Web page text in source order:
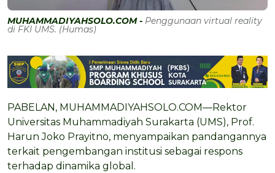
MUHAMMADIYAHSOLO.COM - Penggunaan virtual reality
di FKI UMS. (Humas)
PABELAN, MUHAMMADIYAHSOLO.COM—Rektor
Universitas Muhammadiyah Surakarta (UMS), Prof.
Harun Joko Prayitno, menyampaikan pandangannya
terkait pengembangan institusi sebagai respons
terhadap dinamika global.